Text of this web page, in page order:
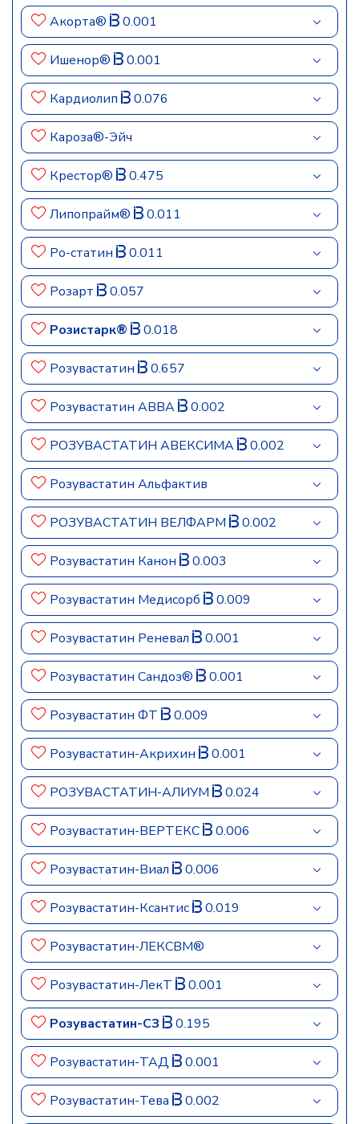
Акорта® 0.001
Ишенор® 0.001
Кардиолип 0.076
Кароза®-Эйч
Крестор® 0.475
Липопрайм® 0.011
Ро-статин 0.011
Розарт 0.057
Розистарк® 0.018
Розувастатин 0.657
Розувастатин АВВА 0.002
РОЗУВАСТАТИН АВЕКСИМА 0.002
Розувастатин Альфактив
РОЗУВАСТАТИН ВЕЛФАРМ 0.002
Розувастатин Канон 0.003
Розувастатин Медисорб 0.009
Розувастатин Реневал 0.001
Розувастатин Сандоз® 0.001
Розувастатин ФТ 0.009
Розувастатин-Акрихин 0.001
РОЗУВАСТАТИН-АЛИУМ 0.024
Розувастатин-ВЕРТЕКС 0.006
Розувастатин-Виал 0.006
Розувастатин-Ксантис 0.019
Розувастатин-ЛЕКСВМ®
Розувастатин-ЛекТ 0.001
Розувастатин-СЗ 0.195
Розувастатин-ТАД 0.001
Розувастатин-Тева 0.002